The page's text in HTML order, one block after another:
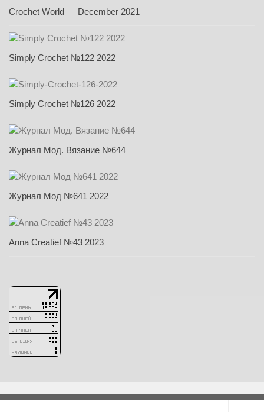
Crochet World — December 2021
Simply Crochet №122 2022
Simply Crochet №126 2022
Журнал Мод. Вязание №644
Журнал Мод №641 2022
Anna Creatief №43 2023